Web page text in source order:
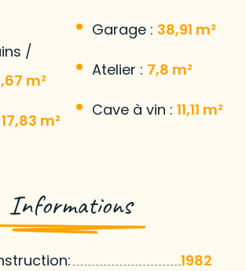
/
m²
17,83 m²
Garage : 38,91 m²
Atelier : 7,8 m²
Cave à vin : 11,11 m²
Informations
1982